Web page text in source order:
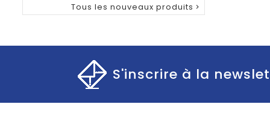
Tous les nouveaux produits 
S'inscrire à la